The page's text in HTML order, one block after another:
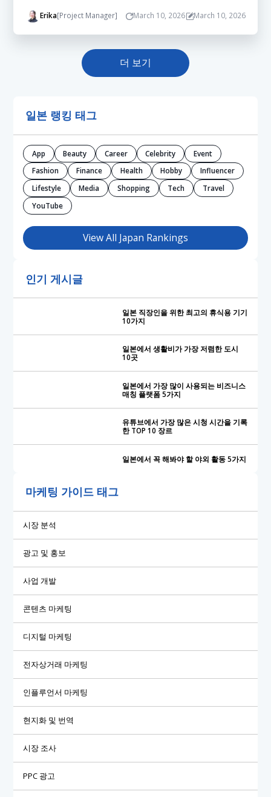
Erika[Project Manager] March 10, 2026 March 10, 2026
더 보기
일본 랭킹 태그
App Beauty Career Celebrity
Event
Fashion
Finance Health Hobby
Influencer
Lifestyle
Media Shopping Tech
Travel
YouTube
View All Japan Rankings
인기 게시글
일본 직장인을 위한 최고의 휴식용 기기
10가지
일본에서 생활비가 가장 저렴한 도시
10곳
일본에서 가장 많이 사용되는 비즈니스
매칭 플랫폼 5가지
유튜브에서 가장 많은 시청 시간을 기록
한 TOP 10 장르
일본에서 꼭 해봐야 할 야외 활동 5가지
마케팅 가이드 태그
시장 분석
광고 및 홍보
사업 개발
콘텐츠 마케팅
디지털 마케팅
전자상거래 마케팅
인플루언서 마케팅
현지화 및 번역
시장 조사
PPC 광고